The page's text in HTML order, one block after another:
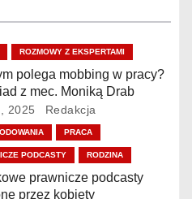
ROZMOWY Z EKSPERTAMI
polega mobbing w pracy?
z mec. Moniką Drab
2025 Redakcja
PRACA
PODCASTY RODZINA
prawnicze podcasty
przez kobiety